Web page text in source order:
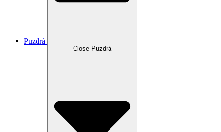
Puzdrá
Close Puzdrá